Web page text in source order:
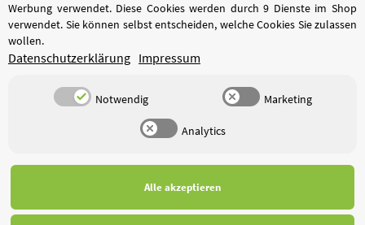
Werbung verwendet. Diese Cookies werden durch 9 Dienste im Shop
verwendet. Sie können selbst entscheiden, welche Cookies Sie zulassen
wollen.
Datenschutzerklärung Impressum
Notwendig Marketing
Analytics
Alle akzeptieren